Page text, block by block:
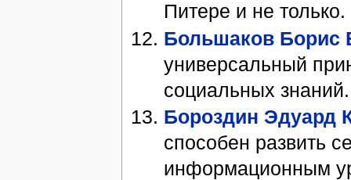
Питере и не только.
Большаков Борис
универсальный
социальных
Бороздин Эдуард
способен развить
информационным